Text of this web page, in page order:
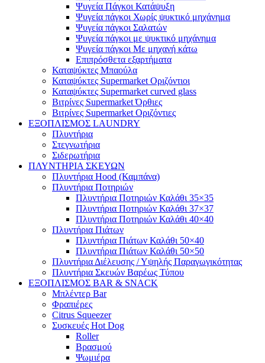
Ψυγεία Πάγκοι Κατάψυξη
Ψυγεία πάγκοι Χωρίς ψυκτικό μηχάνημα
Ψυγεία πάγκοι Σαλατών
Ψυγεία πάγκοι με ψυκτικό μηχάνημα
Ψυγεία πάγκοι Με μηχανή κάτω
Επιπρόσθετα εξαρτήματα
Καταψύκτες Μπαούλα
Καταψύκτες Supermarket Οριζόντιοι
Καταψύκτες Supermarket curved glass
Βιτρίνες Supermarket Όρθιες
Βιτρίνες Supermarket Οριζόντιες
ΕΞΟΠΛΙΣΜΟΣ LAUNDRY
Πλυντήρια
Στεγνωτήρια
Σιδερωτήρια
ΠΛΥΝΤΗΡΙΑ ΣΚΕΥΩΝ
Πλυντήρια Hood (Καμπάνα)
Πλυντήρια Ποτηριών
Πλυντήρια Ποτηριών Καλάθι 35×35
Πλυντήρια Ποτηριών Καλάθι 37×37
Πλυντήρια Ποτηριών Καλάθι 40×40
Πλυντήρια Πιάτων
Πλυντήρια Πιάτων Καλάθι 50×40
Πλυντήρια Πιάτων Καλάθι 50×50
Πλυντήρια Διέλευσης / Υψηλής Παραγωγικότητας
Πλυντήρια Σκευών Βαρέως Τύπου
ΕΞΟΠΛΙΣΜΟΣ BAR & SNACK
Μπλέντερ Bar
Φραπιέρες
Citrus Squeezer
Συσκευές Hot Dog
Roller
Βρασμού
Ψωμιέρα